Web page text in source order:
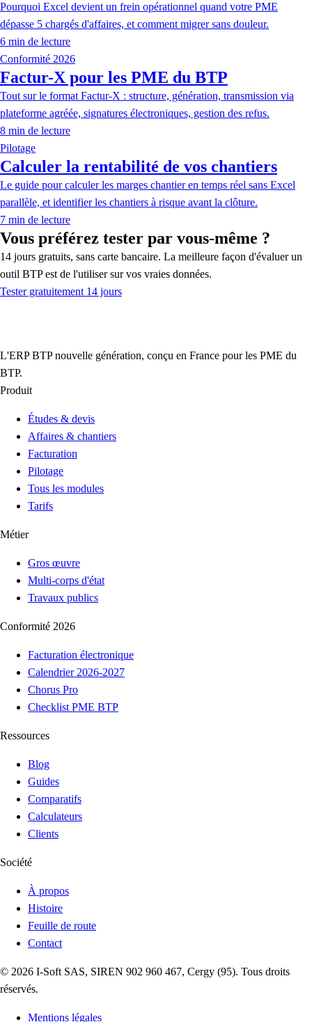
Pourquoi Excel devient un frein opérationnel quand votre PME
dépasse 5 chargés d'affaires, et comment migrer sans douleur.
6 min de lecture
Conformité 2026
Factur-X pour les PME du BTP
Tout sur le format Factur-X : structure, génération, transmission via
plateforme agréée, signatures électroniques, gestion des refus.
8 min de lecture
Pilotage
Calculer la rentabilité de vos chantiers
Le guide pour calculer les marges chantier en temps réel sans Excel
parallèle, et identifier les chantiers à risque avant la clôture.
7 min de lecture
Vous préférez tester par vous-même ?
14 jours gratuits, sans carte bancaire. La meilleure façon d'évaluer un
outil BTP est de l'utiliser sur vos vraies données.
Tester gratuitement 14 jours
L'ERP BTP nouvelle génération, conçu en France pour les PME du
BTP.
Produit
Études & devis
Affaires & chantiers
Facturation
Pilotage
Tous les modules
Tarifs
Métier
Gros œuvre
Multi-corps d'état
Travaux publics
Conformité 2026
Facturation électronique
Calendrier 2026-2027
Chorus Pro
Checklist PME BTP
Ressources
Blog
Guides
Comparatifs
Calculateurs
Clients
Société
À propos
Histoire
Feuille de route
Contact
© 2026 I-Soft SAS, SIREN 902 960 467, Cergy (95). Tous droits
réservés.
Mentions légales